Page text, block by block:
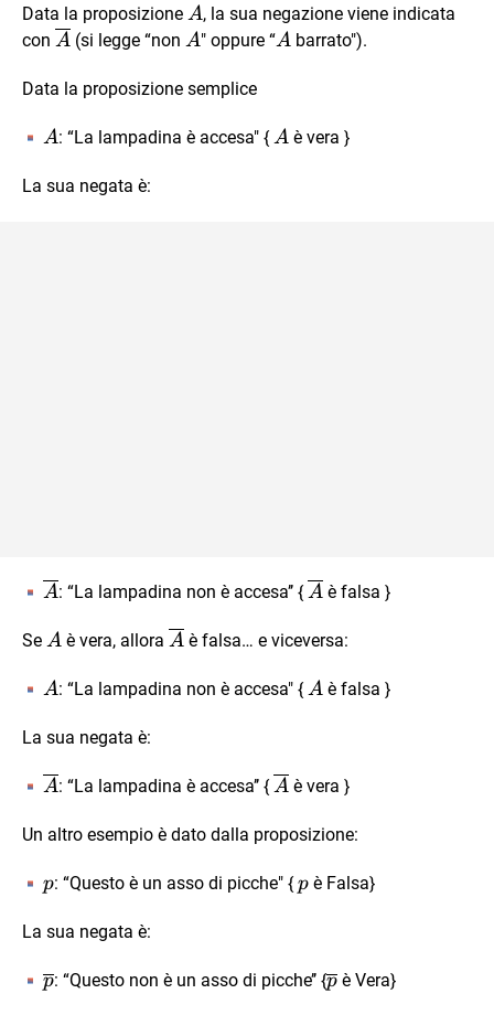
Data la proposizione A
A, la sua negazione viene indicata
con \overline{A}
A (si legge “non A
A" oppure “A
A barrato").
Data la proposizione semplice
A
A: “La lampadina è accesa" {A
A è vera }
La sua negata è:
\overline{A}
A: “La lampadina non è accesa’’ {\overline{A}
A è falsa }
Se A
A è vera, allora \overline{A}
A è falsa… e viceversa:
A
A: “La lampadina non è accesa" {A
A è falsa }
La sua negata è:
\overline{A}
A: “La lampadina è accesa’’ {\overline{A}
A è vera }
Un altro esempio è dato dalla proposizione:
p
p: “Questo è un asso di picche" {p
p è Falsa}
La sua negata è:
\overline{p}
p: “Questo non è un asso di picche’’ {\overline{p}
p è Vera}